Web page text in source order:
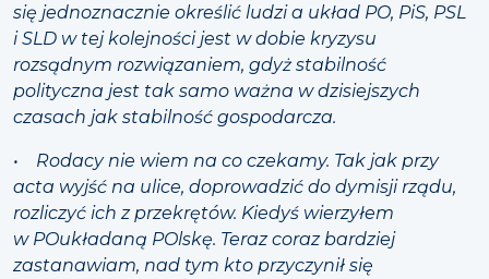
się jednoznacznie określić ludzi a układ PO, PiS, PSL
i SLD w tej kolejności jest w dobie kryzysu
rozsądnym rozwiązaniem, gdyż stabilność
polityczna jest tak samo ważna w dzisiejszych
czasach jak stabilność gospodarcza.
• Rodacy nie wiem na co czekamy. Tak jak przy
acta wyjść na ulice, doprowadzić do dymisji rządu,
rozliczyć ich z przekrętów. Kiedyś wierzyłem
w POukładaną POlskę. Teraz coraz bardziej
zastanawiam, nad tym kto przyczynił się